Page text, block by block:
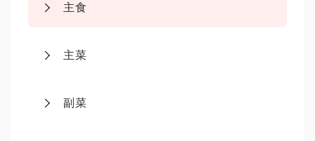
主食
主菜
副菜